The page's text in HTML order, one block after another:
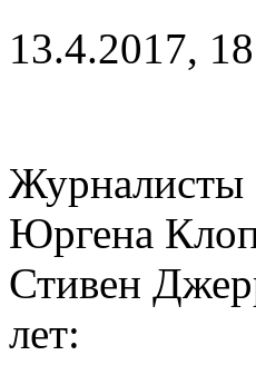
13.4.2017,
Журналисты
Юргена
Стивен
лет: